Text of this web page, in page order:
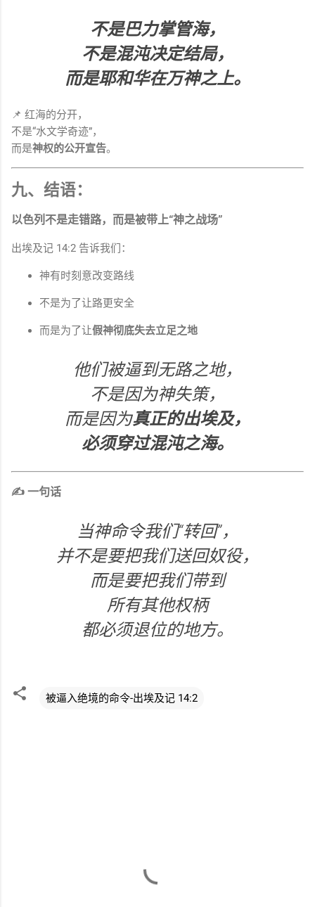
不是巴力掌管海，
不是混沌决定结局，
而是耶和华在万神之上。
📌 红海的分开，
不是“水文学奇迹”，
而是神权的公开宣告。
九、结语：
以色列不是走错路，而是被带上“神之战场”
出埃及记 14:2 告诉我们：
神有时刻意改变路线
不是为了让路更安全
而是为了让假神彻底失去立足之地
他们被逼到无路之地，
不是因为神失策，
而是因为真正的出埃及，
必须穿过混沌之海。
✍️ 一句话
当神命令我们“转回”，
并不是要把我们送回奴役，
而是要把我们带到
所有其他权柄
都必须退位的地方。
被逼入绝境的命令-出埃及记 14:2